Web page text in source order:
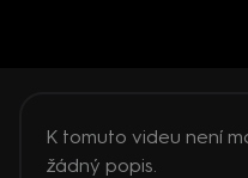
K tomuto videu není
žádný popis.